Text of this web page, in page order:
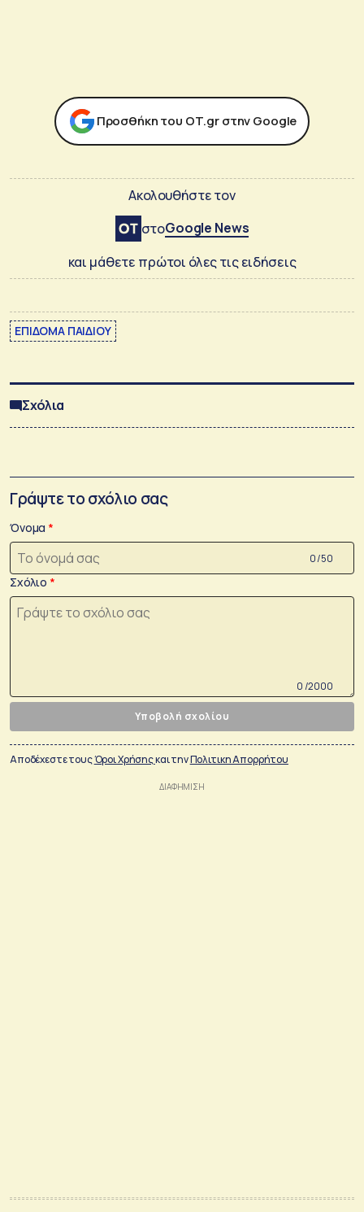
Προσθήκη του ΟΤ.gr στην Google
Ακολουθήστε τον
στοGoogle News
και μάθετε πρώτοι όλες τις ειδήσεις
ΕΠΙΔΟΜΑ ΠΑΙΔΙΟΥ
Σχόλια
Γράψτε το σχόλιο σας
Όνομα
0 /50
Σχόλιο
0 /2000
Υποβολή σχολίου
Αποδέχεστε τουςΌροι Χρήσηςκαι τηνΠολιτικη Απορρήτου